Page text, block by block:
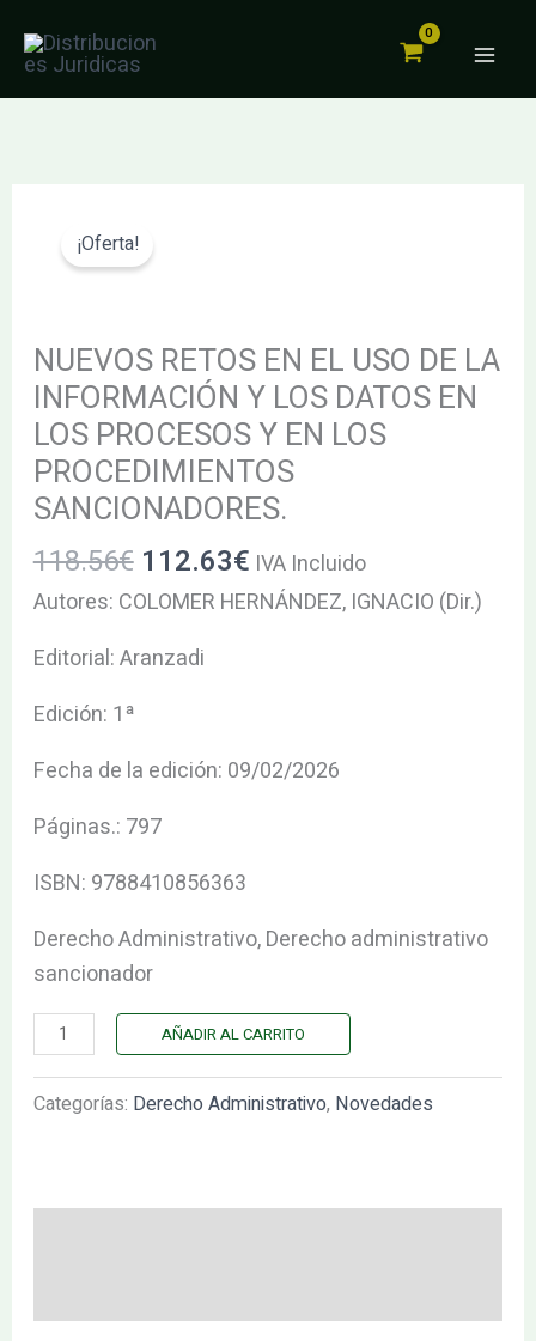
¡Oferta!
NUEVOS RETOS EN EL USO DE LA
INFORMACIÓN Y LOS DATOS EN
LOS PROCESOS Y EN LOS
PROCEDIMIENTOS
SANCIONADORES.
118.56€
precio
original
118.56€.
112.63€
112.63€.
IVA Incluido
Autores: COLOMER HERNÁNDEZ, IGNACIO (Dir.)
Editorial: Aranzadi
Edición: 1ª
Fecha de la edición: 09/02/2026
Páginas.: 797
ISBN: 9788410856363
Derecho Administrativo, Derecho administrativo
sancionador
RETOS
USO
DE
LA
INFORMACIÓN
Y
LOS
DATOS
EN
PROCESOS
Y
EN
LOS
SANCIONADORES.
cantidad
AÑADIR AL CARRITO
Categorías: Derecho Administrativo, Novedades
EL
LOS
PROCESOS
EN
LOS
SANCIONADORES.
cantidad